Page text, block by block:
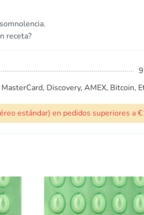
receta?
Discovery, AMEX, Bitcoin,
estándar) en pedidos superiores a